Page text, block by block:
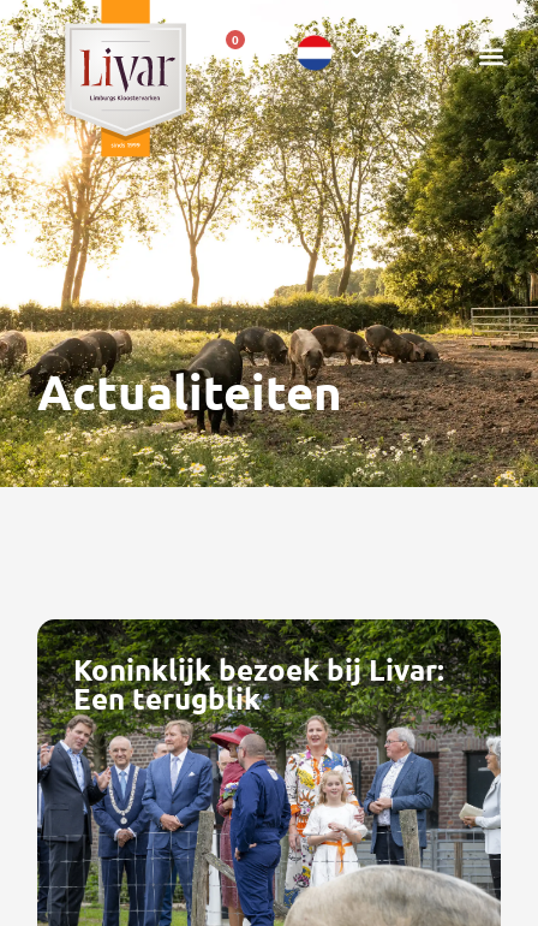
0
Actualiteiten
Koninklijk bezoek bij Livar:
Een terugblik